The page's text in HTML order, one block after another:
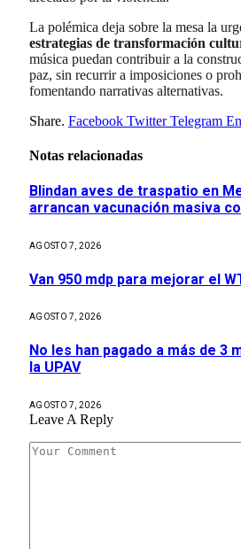
La polémica deja sobre la mesa la
estrategias de transformación
música puedan contribuir a la
paz, sin recurrir a imposiciones o
fomentando narrativas alternativas.
Share. Facebook Twitter Telegram
Notas relacionadas
Blindan aves de traspatio en
arrancan vacunación masiva
AGOSTO 7, 2026
Van 950 mdp para mejorar el
AGOSTO 7, 2026
No les han pagado a más de 3
la UPAV
AGOSTO 7, 2026
Leave A Reply